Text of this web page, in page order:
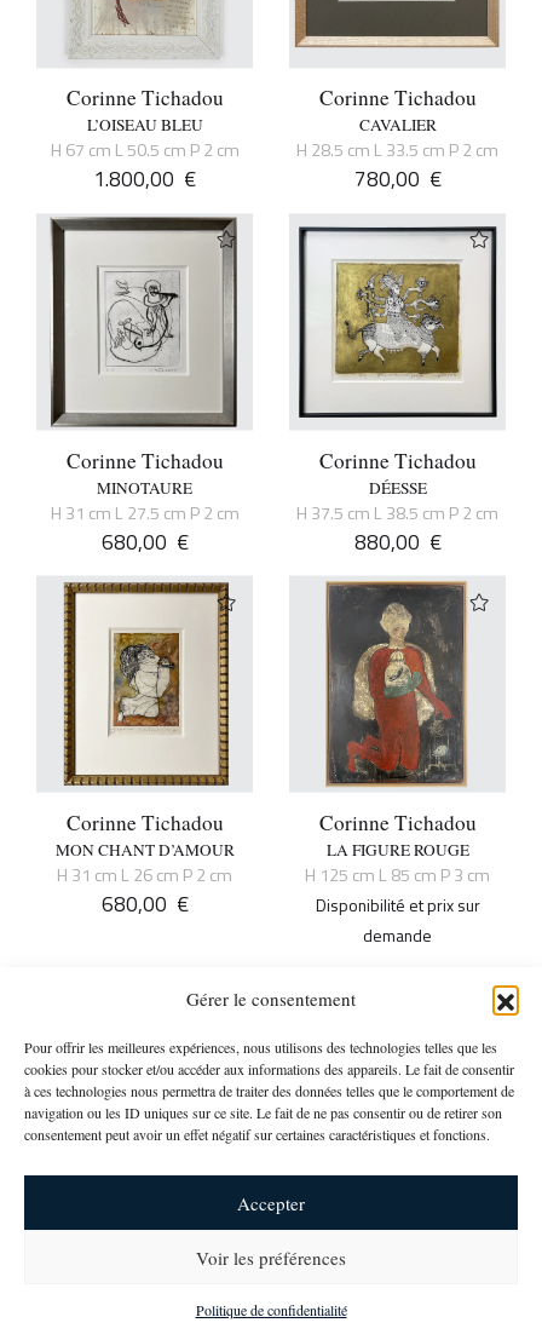
Gérer le consentement
Pour offrir les meilleures expériences, nous utilisons des technologies telles que les
cookies pour stocker et/ou accéder aux informations des appareils. Le fait de consentir
à ces technologies nous permettra de traiter des données telles que le comportement de
navigation ou les ID uniques sur ce site. Le fait de ne pas consentir ou de retirer son
consentement peut avoir un effet négatif sur certaines caractéristiques et fonctions.
Accepter
Voir les préférences
Politique de confidentialité
Corinne Tichadou
L’OISEAU BLEU
H 67 cm L 50.5 cm P 2 cm
1.800,00 €
Corinne Tichadou
CAVALIER
H 28.5 cm L 33.5 cm P 2 cm
780,00 €
Corinne Tichadou
MINOTAURE
H 31 cm L 27.5 cm P 2 cm
680,00 €
Corinne Tichadou
DÉESSE
H 37.5 cm L 38.5 cm P 2 cm
880,00 €
Corinne Tichadou
MON CHANT D’AMOUR
H 31 cm L 26 cm P 2 cm
680,00 €
Corinne Tichadou
LA FIGURE ROUGE
H 125 cm L 85 cm P 3 cm
Disponibilité et prix sur
demande
H 120 cm L 120 cm P 3 cm H 24.5 cm L 46 cm P 2 cm